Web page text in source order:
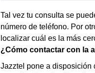
Tal vez tu consulta se
número de teléfono. Por
localizar cuál es la más
¿Cómo contactar con la
Jazztel pone a disposición